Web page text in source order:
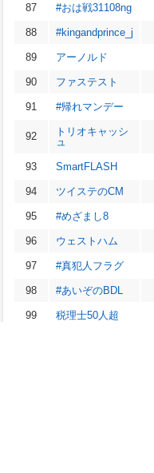
87 #おは戦31108ng
88 #kingandprince_j
89 アーノルド
90 ファステスト
91 #帰れマンデー
92
トリオキャッシ
ュ
93 SmartFLASH
94 ツイステのCM
95 #めざまし8
96 ウェストハム
97 #真犯人フラグ
98 #あいぞのBDL
99 税理士50人超